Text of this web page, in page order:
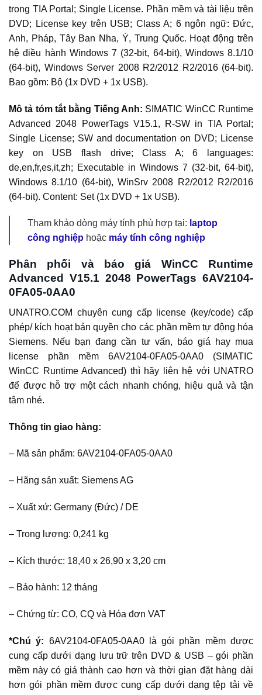
trong TIA Portal; Single License. Phần mềm và tài liệu trên
DVD; License key trên USB; Class A; 6 ngôn ngữ: Đức,
Anh, Pháp, Tây Ban Nha, Ý, Trung Quốc. Hoạt động trên
hệ điều hành Windows 7 (32-bit, 64-bit), Windows 8.1/10
(64-bit), Windows Server 2008 R2/2012 R2/2016 (64-bit).
Bao gồm: Bộ (1x DVD + 1x USB).
Mô tả tóm tắt bằng Tiếng Anh: SIMATIC WinCC Runtime
Advanced 2048 PowerTags V15.1, R-SW in TIA Portal;
Single License; SW and documentation on DVD; License
key on USB flash drive; Class A; 6 languages:
de,en,fr,es,it,zh; Executable in Windows 7 (32-bit, 64-bit),
Windows 8.1/10 (64-bit), WinSrv 2008 R2/2012 R2/2016
(64-bit). Content: Set (1x DVD + 1x USB).
Tham khảo dòng máy tính phù hợp tại: laptop
công nghiệp hoặc máy tính công nghiệp
Phân phối và báo giá WinCC Runtime
Advanced V15.1 2048 PowerTags 6AV2104-
0FA05-0AA0
UNATRO.COM chuyên cung cấp license (key/code) cấp
phép/ kích hoạt bản quyền cho các phần mềm tự động hóa
Siemens. Nếu bạn đang cần tư vấn, báo giá hay mua
license phần mềm 6AV2104-0FA05-0AA0 (SIMATIC
WinCC Runtime Advanced) thì hãy liên hệ với UNATRO
để được hỗ trợ một cách nhanh chóng, hiệu quả và tận
tâm nhé.
Thông tin giao hàng:
– Mã sản phẩm: 6AV2104-0FA05-0AA0
– Hãng sản xuất: Siemens AG
– Xuất xứ: Germany (Đức) / DE
– Trọng lượng: 0,241 kg
– Kích thước: 18,40 x 26,90 x 3,20 cm
– Bảo hành: 12 tháng
– Chứng từ: CO, CQ và Hóa đơn VAT
*Chú ý: 6AV2104-0FA05-0AA0 là gói phần mềm được
cung cấp dưới dạng lưu trữ trên DVD & USB – gói phần
mềm này có giá thành cao hơn và thời gian đặt hàng dài
hơn gói phần mềm được cung cấp dưới dạng tệp tải về